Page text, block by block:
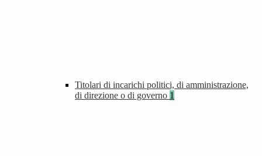
Titolari di incarichi politici, di amministrazione,
di direzione o di governo 1